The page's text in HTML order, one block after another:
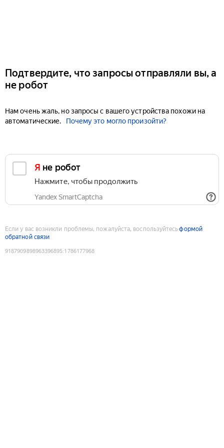
Подтвердите, что запросы отправляли вы, а
не робот
Нам очень жаль, но запросы с вашего устройства похожи на
автоматические.
Почему это могло произойти?
Я не робот
Нажмите, чтобы продолжить
Yandex SmartCaptcha
Если у вас возникли проблемы, пожалуйста, воспользуйтесьформой
обратной связи
9187909898963396895:1786177968